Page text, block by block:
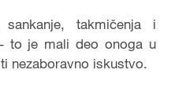
takmičenja i
to je mali deo onoga u
nezaboravno iskustvo.